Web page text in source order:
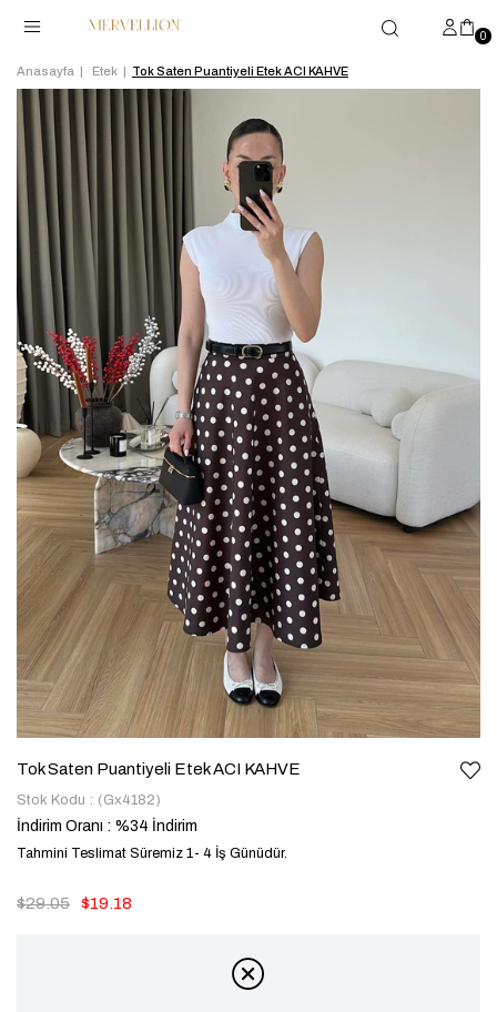
0
Anasayfa Etek Tok Saten Puantiyeli Etek ACI KAHVE
Tok Saten Puantiyeli Etek ACI KAHVE
Stok Kodu (Gx4182)
İndirim Oranı : %34 İndirim
Tahmini Teslimat Süremiz 1- 4 İş Günüdür.
$29.05 $19.18